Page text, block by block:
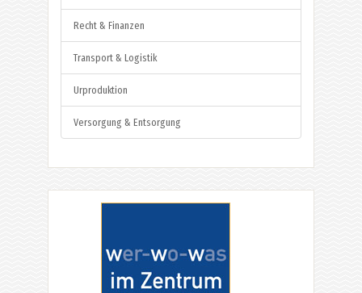
Recht & Finanzen
Transport & Logistik
Urproduktion
Versorgung & Entsorgung